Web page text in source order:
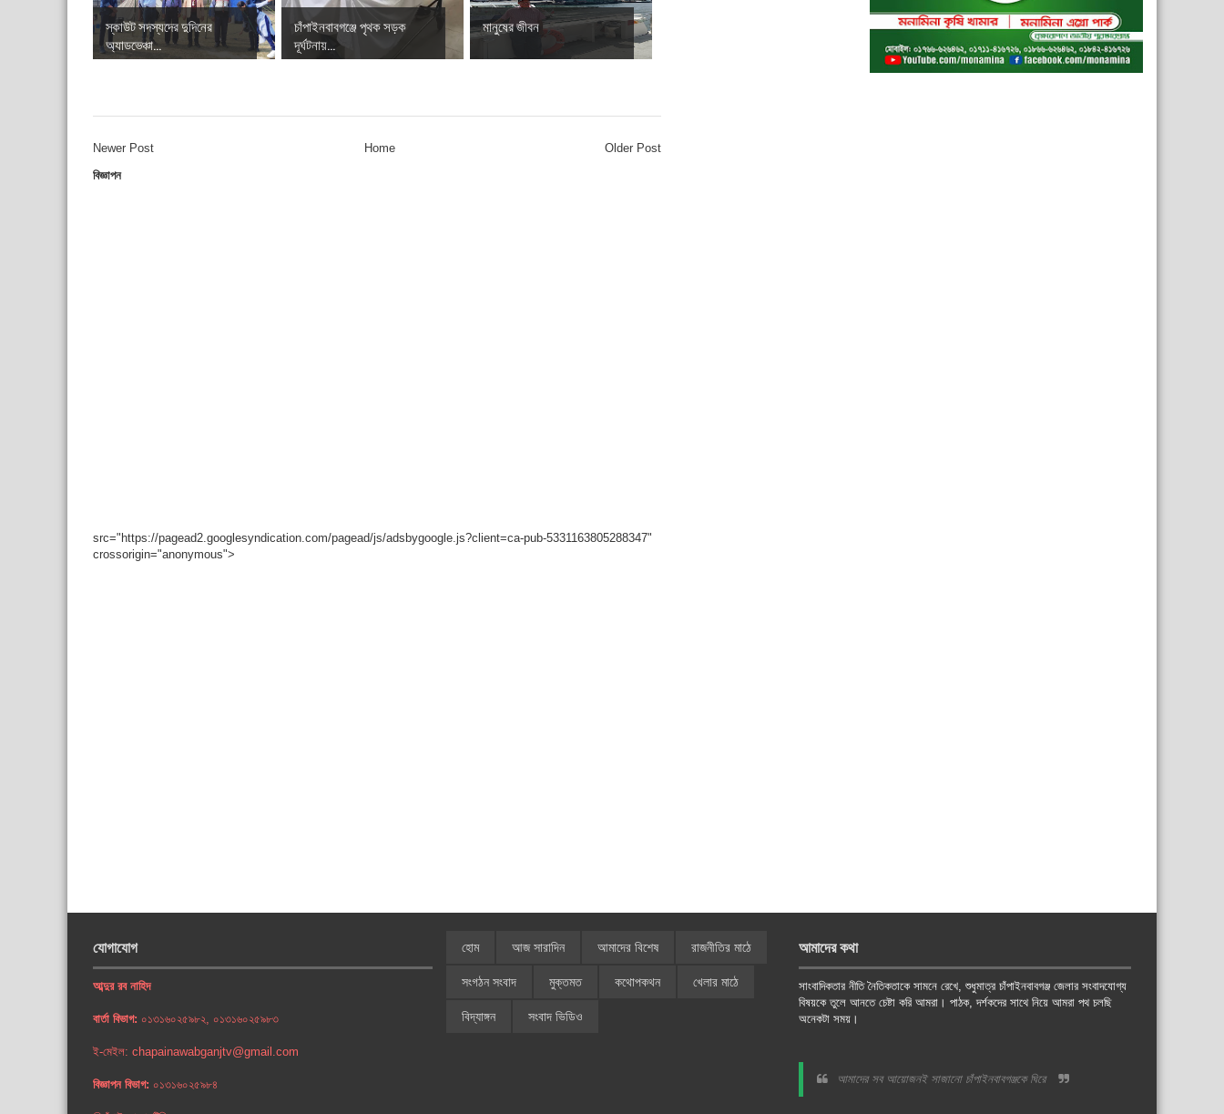
স্কাউট সদস্যদের দুদিনের
অ্যাডভেঞ্চা...
চাঁপাইনবাবগঞ্জে পৃথক সড়ক
দূর্ঘটনায়...
মানুষের জীবন
Newer Post Older Post
Home
বিজ্ঞাপন
src="https://pagead2.googlesyndication.com/pagead/js/adsbygoogle.js?client=ca-pub-5331163805288347"
crossorigin="anonymous">
যোগাযোগ
আব্দুর রব নাহিদ
বার্তা বিভাগ: ০১৩১৬০২৫৯৮২, ০১৩১৬০২৫৯৮৩
ই-মেইল: chapainawabganjtv@gmail.com
বিজ্ঞাপন বিভাগ: ০১৩১৬০২৫৯৮৪
হোম আজ সারাদিন আমাদের বিশেষ রাজনীতির মাঠে
সংগঠন সংবাদ মুক্তমত কথোপকথন খেলার মাঠে
বিদ্যাঙ্গন সংবাদ ভিডিও
আমাদের কথা
সাংবাদিকতার নীতি নৈতিকতাকে সামনে রেখে, শুধুমাত্র চাঁপাইনবাবগঞ্জ জেলার সংবাদযোগ্য
বিষয়কে তুলে আনতে চেষ্টা করি আমরা। পাঠক, দর্শকদের সাথে নিয়ে আমরা পথ চলছি
অনেকটা সময়।
আমাদের সব আয়োজনই সাজানো চাঁপাইনবাবগঞ্জকে ঘিরে